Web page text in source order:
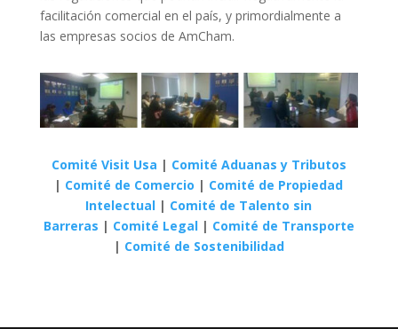
facilitación comercial en el país, y primordialmente a
las empresas socios de AmCham.
Comité Visit Usa | Comité Aduanas y Tributos
| Comité de Comercio | Comité de Propiedad
Intelectual | Comité de Talento sin
Barreras | Comité Legal| Comité de Transporte
| Comité de Sostenibilidad